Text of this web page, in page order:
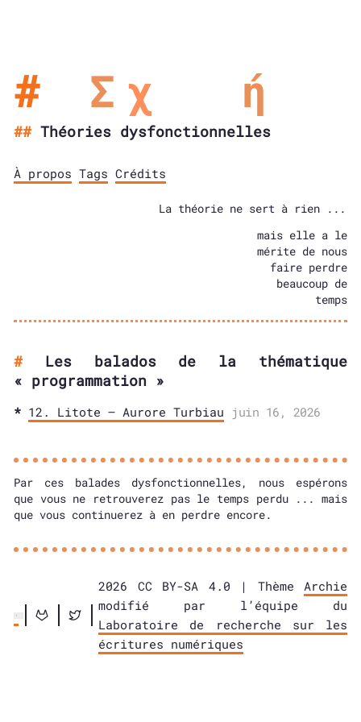
Σ χ ή
Théories dysfonctionnelles
À propos Tags Crédits
La théorie ne sert à rien ...
mais elle a le
mérite de nous
faire perdre
beaucoup de
temps
Les balados de la thématique
« programmation »
12. Litote – Aurore Turbiau juin 16, 2026
Par ces balades dysfonctionnelles, nous espérons
que vous ne retrouverez pas le temps perdu ... mais
que vous continuerez à en perdre encore.
2026 CC BY-SA 4.0 | Thème Archie
modifié par l’équipe du
Laboratoire de recherche sur les
écritures numériques